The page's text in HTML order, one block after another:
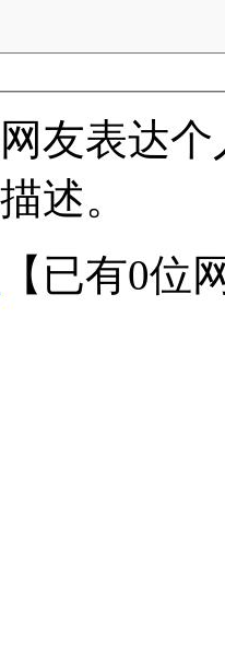
友表达
述。
【已有0位